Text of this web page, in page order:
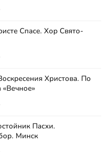
Спасе. Хор Свято-
Христова. По
Пасхи.
Минск